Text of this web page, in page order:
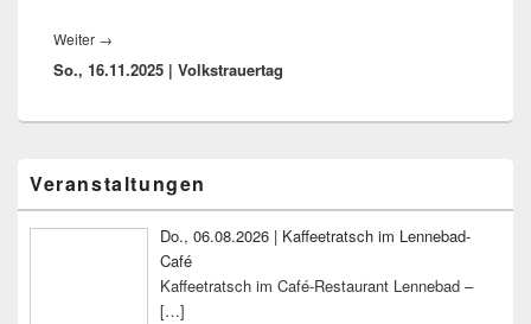
Weiter →
Beitrag:
So., 16.11.2025 | Volkstrauertag
Seitenleisten-
Widgetbereich
Veranstaltungen
Do., 06.08.2026 | Kaffeetratsch im Lennebad-
Café
Kaffeetratsch im Café-Restaurant Lennebad –
[…]